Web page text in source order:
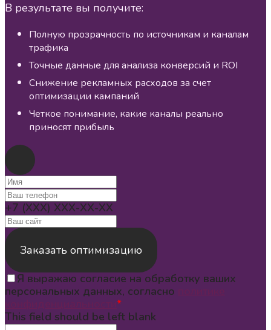
В результате вы получите:
Полную прозрачность по источникам и каналам
трафика
Точные данные для анализа конверсий и ROI
Снижение рекламных расходов за счет
оптимизации кампаний
Четкое понимание, какие каналы реально
приносят прибыль
+7 (XXX) XXX-XX-XX
Заказать оптимизацию
Я выражаю согласие на обработку ваших
персональных данных, согласно
*
This field should be left blank